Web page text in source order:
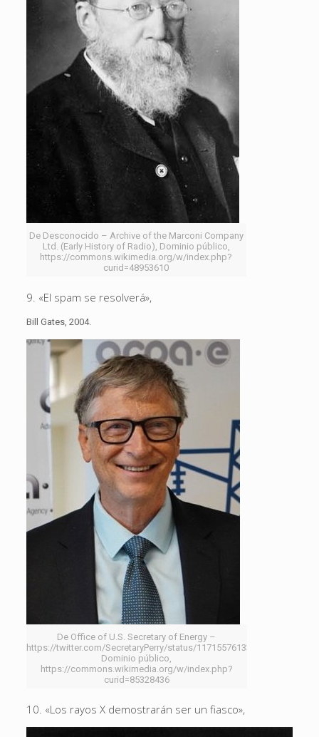
De Desconocido – Archive of the Marconi Company
Ltd. (Early History of Radio), Dominio público,
https://commons.wikimedia.org/w/index.php?
curid=48953610
9. «El spam se resolverá»,
Bill Gates, 2004.
De Office of U.S. Secretary of Energy –
https://twitter.com/SecretaryPerry/status/1171557613399683074,
Dominio público,
https://commons.wikimedia.org/w/index.php?
curid=85328436
10. «Los rayos X demostrarán ser un fiasco»,